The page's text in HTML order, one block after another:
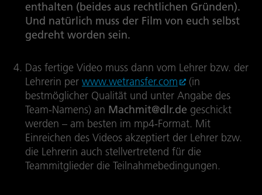
enthalten (beides aus rechtlichen Gründen).
Und natürlich muss der Film von euch selbst
gedreht worden sein.
Das fertige Video muss dann vom Lehrer bzw. der
Lehrerin per www.wetransfer.com
(in
bestmöglicher Qualität und unter Angabe des
Team-Namens) an Machmit@dlr.de geschickt
werden – am besten im mp4-Format. Mit
Einreichen des Videos akzeptiert der Lehrer bzw.
die Lehrerin auch stellvertretend für die
Teammitglieder die Teilnahmebedingungen.